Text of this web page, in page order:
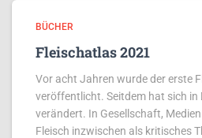
BÜCHER
Fleischatlas 2021
Vor acht Jahren wurde der erste
veröffentlicht. Seitdem hat sich in
verändert. In Gesellschaft,
Fleisch inzwischen als kritisches